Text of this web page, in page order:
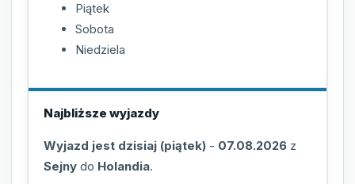
Piątek
Sobota
Niedziela
Najbliższe wyjazdy
Wyjazd jest dzisiaj (piątek) - 07.08.2026 z
Sejny do Holandia.